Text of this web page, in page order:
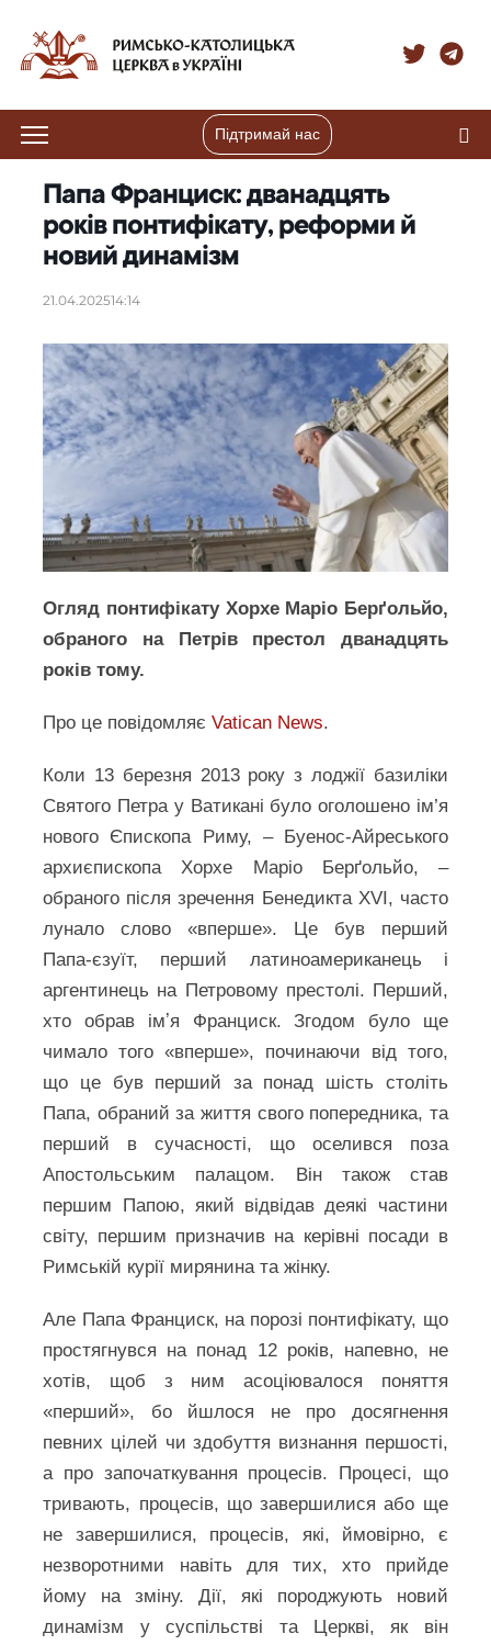
Підтримай нас
Папа Франциск: дванадцять
років понтифікату, реформи й
новий динамізм
21.04.202514:14
Огляд понтифікату Хорхе Маріо Берґольйо,
обраного на Петрів престол дванадцять
років тому.
Про це повідомляєVatican News.
Коли 13 березня 2013 року з лоджії базиліки
Святого Петра у Ватикані було оголошено ім’я
нового Єпископа Риму, – Буенос-Айреського
архиєпископа Хорхе Маріо Берґольйо, –
обраного після зречення Бенедикта XVI, часто
лунало слово «вперше». Це був перший
Папа-єзуїт, перший латиноамериканець і
аргентинець на Петровому престолі. Перший,
хто обрав імʼя Франциск. Згодом було ще
чимало того «вперше», починаючи від того,
що це був перший за понад шість століть
Папа, обраний за життя свого попередника, та
перший в сучасності, що оселився поза
Апостольським палацом. Він також став
першим Папою, який відвідав деякі частини
світу, першим призначив на керівні посади в
Римській курії мирянина та жінку.
Але Папа Франциск, на порозі понтифікату, що
простягнувся на понад 12 років, напевно, не
хотів, щоб з ним асоціювалося поняття
«перший», бо йшлося не про досягнення
певних цілей чи здобуття визнання першості,
а про започаткування процесів. Процесі, що
тривають, процесів, що завершилися або ще
не завершилися, процесів, які, ймовірно, є
незворотними навіть для тих, хто прийде
йому на зміну. Дії, які породжують новий
динамізм у суспільстві та Церкві, як він